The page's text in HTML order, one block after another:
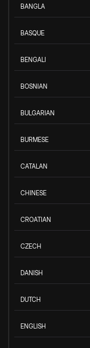
BANGLA
BASQUE
BENGALI
BOSNIAN
BULGARIAN
BURMESE
CATALAN
CHINESE
CROATIAN
CZECH
DANISH
DUTCH
ENGLISH